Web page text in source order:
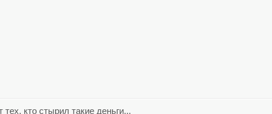
кто стырил такие деньги...